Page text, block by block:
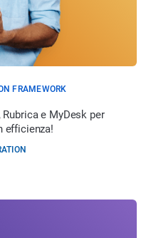
FRAMEWORK
e MyDesk per
efficienza!